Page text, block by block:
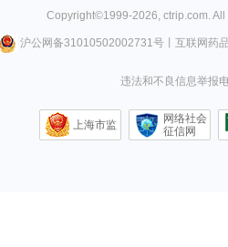
Copyright©1999-2026, ctrip.com.
沪公网备31010502002731号丨 互联网药
违法和不良信息举报
上海市监
网络社会
征信网